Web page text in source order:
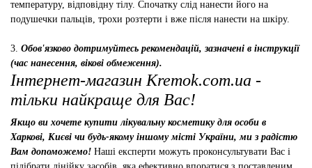
температуру, відповідну тілу. Спочатку слід нанести його на
подушечки пальців, трохи розтерти і вже після нанести на шкіру.
3. Обов'язково дотримуйтесь рекомендацій, зазначені в інструкції
(час нанесення, вікові обмеження).
Інтернет-магазин Kremok.com.ua -
тільки найкраще для Вас!
Якщо ви хочете купити лікувальну косметику для особи в
Харкові, Києві чи будь-якому іншому місті України, ми з радістю
Вам допоможемо! Наші експерти можуть проконсультувати Вас і